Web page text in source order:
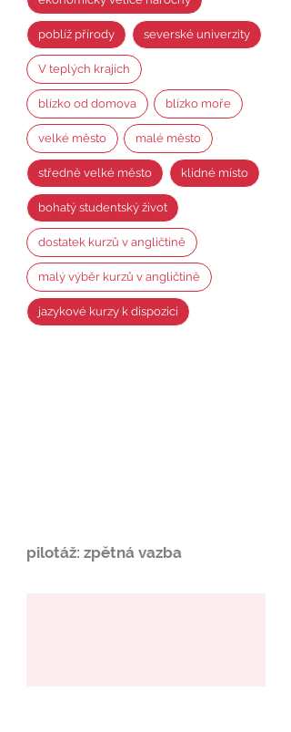
poblíž přírody severské univerzity
V teplých krajích
blízko od domova blízko moře
velké město malé město
středně velké město klidné místo
bohatý studentský život
dostatek kurzů v angličtině
malý výběr kurzů v angličtině
jazykové kurzy k dispozici
pilotáž: zpětná vazba